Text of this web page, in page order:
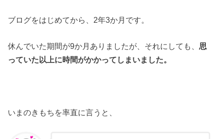
ブログをはじめてから、2年3か月です。
休んでいた期間が9か月ありましたが、それにしても、思
っていた以上に時間がかかってしまいました。
いまのきもちを率直に言うと、